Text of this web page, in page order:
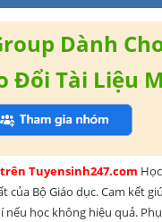
Dành
Đổi Tài Liệu
Tuyensinh247.com
của Bộ Giáo dục. Cam kết
học không hiệu quả.